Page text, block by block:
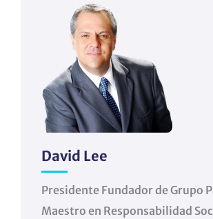
David Lee
Presidente Fundador de Grupo
Maestro en Responsabilidad